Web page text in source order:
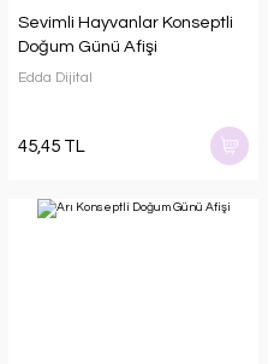
Sevimli Hayvanlar Konseptli
Doğum Günü Afişi
Edda Dijital
45,45 TL